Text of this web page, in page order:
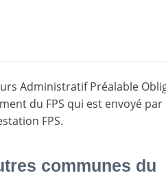
Administratif Préalable
du FPS qui est envoyé
FPS.
communes du